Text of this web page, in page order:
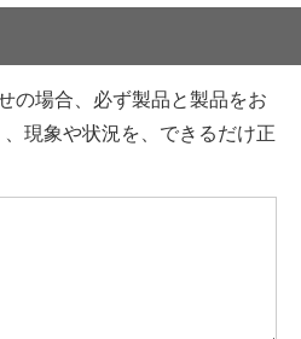
の場合、必ず製品と製品をお
現象や状況を、できるだけ正